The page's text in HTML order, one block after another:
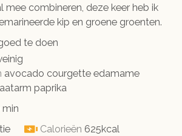
mee combineren, deze keer heb ik
kip en groene groenten.
te doen
avocado courgette edamame
paprika
minuten
min
Calorieën 625kcal